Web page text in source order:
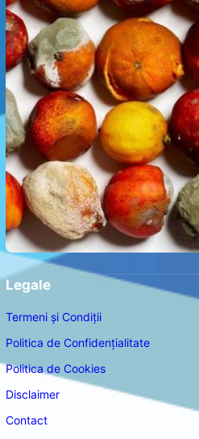
Legale
Termeni și Condiții
Politica de Confidențialitate
Politica de Cookies
Disclaimer
Contact